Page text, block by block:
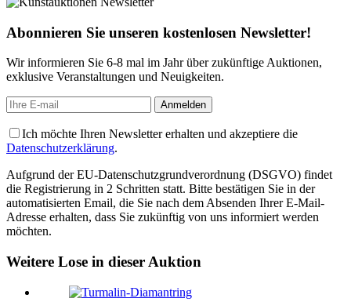
Abonnieren Sie unseren kostenlosen Newsletter!
Wir informieren Sie 6-8 mal im Jahr über zukünftige Auktionen,
exklusive Veranstaltungen und Neuigkeiten.
Ich möchte Ihren Newsletter erhalten und akzeptiere die
Datenschutzerklärung.
Aufgrund der EU-Datenschutzgrundverordnung (DSGVO) findet
die Registrierung in 2 Schritten statt. Bitte bestätigen Sie in der
automatisierten Email, die Sie nach dem Absenden Ihrer E-Mail-
Adresse erhalten, dass Sie zukünftig von uns informiert werden
möchten.
Weitere Lose in dieser Auktion